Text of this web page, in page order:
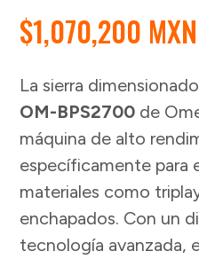
$1,070,200 MXN
La sierra
OM-BPS2700 de
máquina de alto
específicamente para
materiales como
enchapados. Con un
tecnología avanzada,